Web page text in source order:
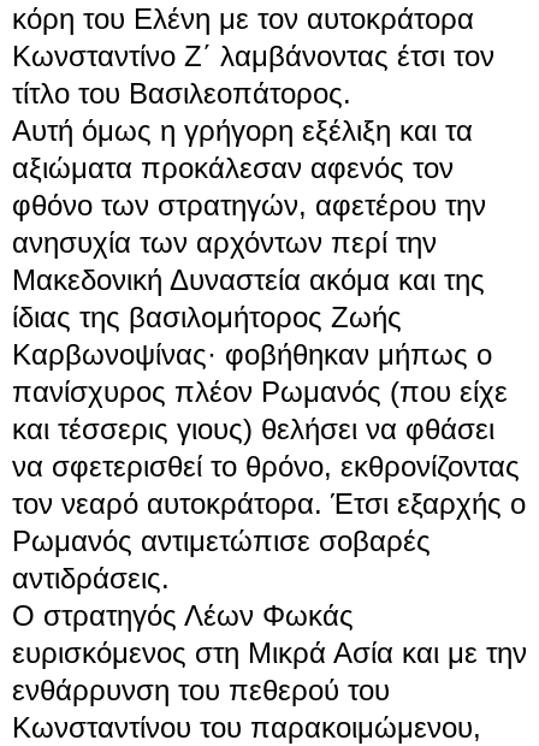
κόρη του Ελένη με τον αυτοκράτορα
Κωνσταντίνο Ζ΄ λαμβάνοντας έτσι τον
τίτλο του Βασιλεοπάτορος.
Αυτή όμως η γρήγορη εξέλιξη και τα
αξιώματα προκάλεσαν αφενός τον
φθόνο των στρατηγών, αφετέρου την
ανησυχία των αρχόντων περί την
Μακεδονική Δυναστεία ακόμα και της
ίδιας της βασιλομήτορος Ζωής
Καρβωνοψίνας· φοβήθηκαν μήπως ο
πανίσχυρος πλέον Ρωμανός (που είχε
και τέσσερις γιους) θελήσει να φθάσει
να σφετερισθεί το θρόνο, εκθρονίζοντας
τον νεαρό αυτοκράτορα. Έτσι εξαρχής ο
Ρωμανός αντιμετώπισε σοβαρές
αντιδράσεις.
Ο στρατηγός Λέων Φωκάς
ευρισκόμενος στη Μικρά Ασία και με την
ενθάρρυνση του πεθερού του
Κωνσταντίνου του παρακοιμώμενου,